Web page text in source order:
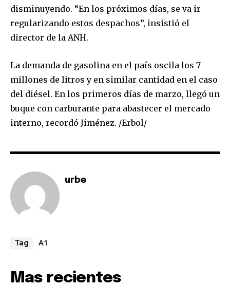
Join our community of
SUBSCRIBERS and be part of the
conversation.
your privacy and won't spam your inbox. Your information is
disminuyendo. “En los próximos días, se va ir
regularizando estos despachos”, insistió el
director de la ANH.
La demanda de gasolina en el país oscila los 7
millones de litros y en similar cantidad en el caso
del diésel. En los primeros días de marzo, llegó un
buque con carburante para abastecer el mercado
interno, recordó Jiménez. /Erbol/
urbe
Tag A1
Mas recientes